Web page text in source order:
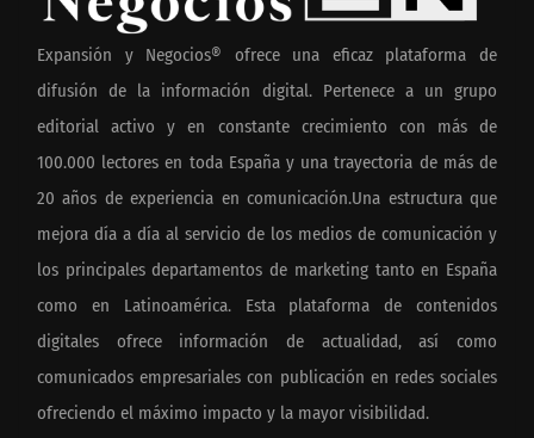
Expansión y Negocios® ofrece una eficaz plataforma de
difusión de la información digital. Pertenece a un grupo
editorial activo y en constante crecimiento con más de
100.000 lectores en toda España y una trayectoria de más de
20 años de experiencia en comunicación.Una estructura que
mejora día a día al servicio de los medios de comunicación y
los principales departamentos de marketing tanto en España
como en Latinoamérica. Esta plataforma de contenidos
digitales ofrece información de actualidad, así como
comunicados empresariales con publicación en redes sociales
ofreciendo el máximo impacto y la mayor visibilidad.